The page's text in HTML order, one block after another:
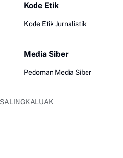
Kode Etik
Kode Etik Jurnalistik
Media Siber
Pedoman Media Siber
SALINGKALUAK